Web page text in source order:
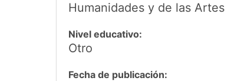
Humanidades y de las Artes
Nivel educativo:
Otro
Fecha de publicación: